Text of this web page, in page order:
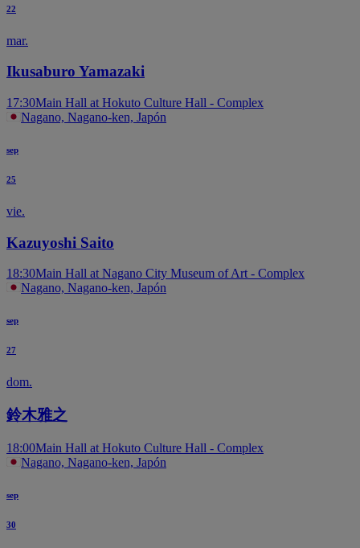
22
mar.
Ikusaburo Yamazaki
17:30Main Hall at Hokuto Culture Hall - Complex
Nagano, Nagano-ken, Japón
sep
25
vie.
Kazuyoshi Saito
18:30Main Hall at Nagano City Museum of Art - Complex
Nagano, Nagano-ken, Japón
sep
27
dom.
鈴木雅之
18:00Main Hall at Hokuto Culture Hall - Complex
Nagano, Nagano-ken, Japón
sep
30